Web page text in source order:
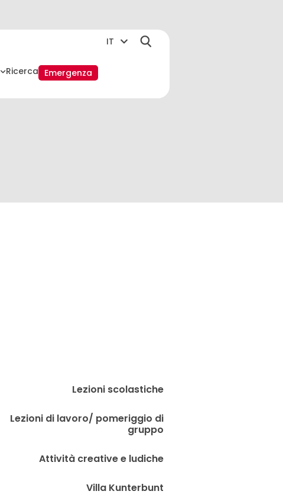
IT
Ricerca Emergenza
Lezioni scolastiche
Lezioni di lavoro/ pomeriggio di
gruppo
Attività creative e ludiche
Villa Kunterbunt